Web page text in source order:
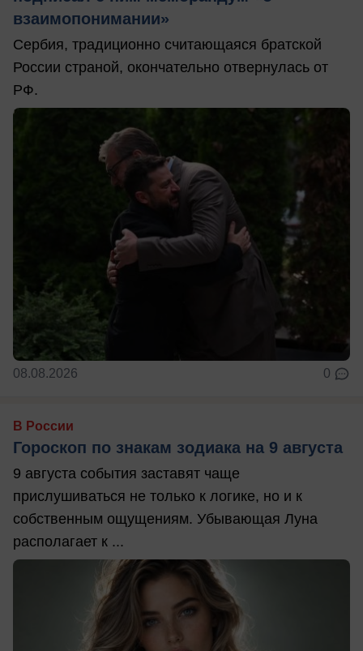
взаимопонимании»
Сербия, традиционно считающаяся братской
России страной, окончательно отвернулась от
РФ.
08.08.2026 0
В России
Гороскоп по знакам зодиака на 9 августа
9 августа события заставят чаще
прислушиваться не только к логике, но и к
собственным ощущениям. Убывающая Луна
располагает к ...